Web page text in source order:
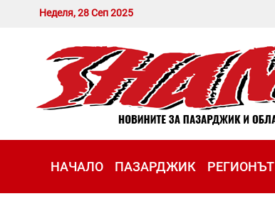
Неделя, 28 Сеп 2025
НАЧАЛО ПАЗАРДЖИК РЕГИОНЪТ